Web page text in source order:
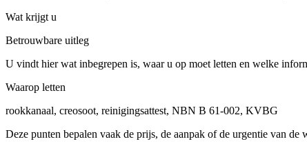
Wat krijgt u
Betrouwbare uitleg
U vindt hier wat inbegrepen is, waar u op moet letten en welke
Waarop letten
rookkanaal, creosoot, reinigingsattest, NBN B 61-002, KVBG
Deze punten bepalen vaak de prijs, de aanpak of de urgentie van de